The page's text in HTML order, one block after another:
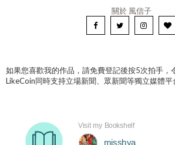
關於 風信子
如果您喜歡我的作品，請免費登記後按5次拍手，
LikeCoin同時支持立場新聞、眾新聞等獨立媒體平